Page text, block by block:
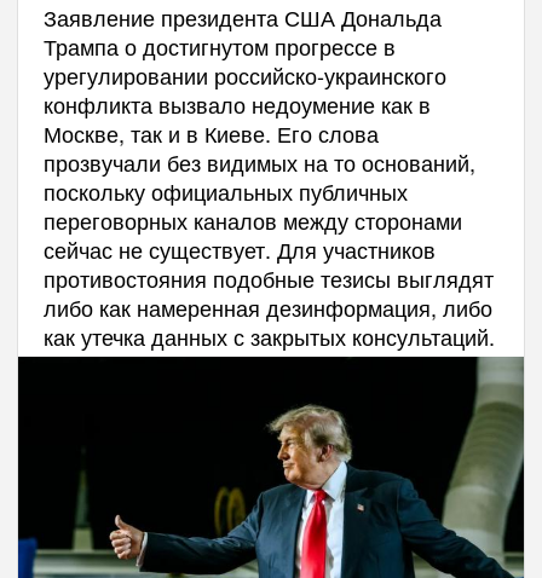
Заявление президента США Дональда
Трампа о достигнутом прогрессе в
урегулировании российско-украинского
конфликта вызвало недоумение как в
Москве, так и в Киеве. Его слова
прозвучали без видимых на то оснований,
поскольку официальных публичных
переговорных каналов между сторонами
сейчас не существует. Для участников
противостояния подобные тезисы выглядят
либо как намеренная дезинформация, либо
как утечка данных с закрытых консультаций.